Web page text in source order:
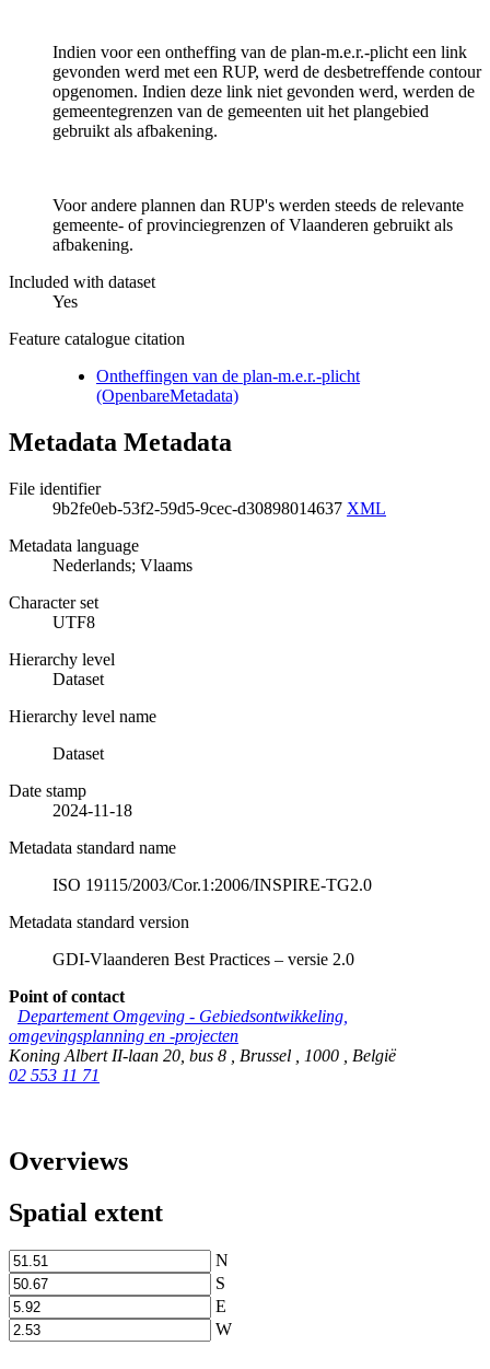
Indien voor een ontheffing van de plan-m.e.r.-plicht een link
gevonden werd met een RUP, werd de desbetreffende contour
opgenomen. Indien deze link niet gevonden werd, werden de
gemeentegrenzen van de gemeenten uit het plangebied
gebruikt als afbakening.
Voor andere plannen dan RUP's werden steeds de relevante
gemeente- of provinciegrenzen of Vlaanderen gebruikt als
afbakening.
Included with dataset
Yes
Feature catalogue citation
Ontheffingen van de plan-m.e.r.-plicht
(OpenbareMetadata)
Metadata Metadata
File identifier
9b2fe0eb-53f2-59d5-9cec-d30898014637 XML
Metadata language
Nederlands; Vlaams
Character set
UTF8
Hierarchy level
Dataset
Hierarchy level name
Dataset
Date stamp
2024-11-18
Metadata standard name
ISO 19115/2003/Cor.1:2006/INSPIRE-TG2.0
Metadata standard version
GDI-Vlaanderen Best Practices – versie 2.0
Point of contact
Departement Omgeving - Gebiedsontwikkeling,
omgevingsplanning en -projecten
Koning Albert II-laan 20, bus 8
Brussel 1000
België
02 553 11 71
Overviews
Spatial extent
N
S
E
W